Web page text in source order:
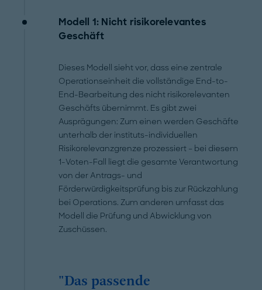
Modell 1: Nicht risikorelevantes
Geschäft
Dieses Modell sieht vor, dass eine zentrale
Operationseinheit die vollständige End-to-
End-Bearbeitung des nicht risikorelevanten
Geschäfts übernimmt. Es gibt zwei
Ausprägungen: Zum einen werden Geschäfte
unterhalb der instituts-individuellen
Risikorelevanzgrenze prozessiert – bei diesem
1-Voten-Fall liegt die gesamte Verantwortung
von der Antrags- und
Förderwürdigkeitsprüfung bis zur Rückzahlung
bei Operations. Zum anderen umfasst das
Modell die Prüfung und Abwicklung von
Zuschüssen.
"Das passende